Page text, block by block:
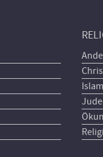
Islam